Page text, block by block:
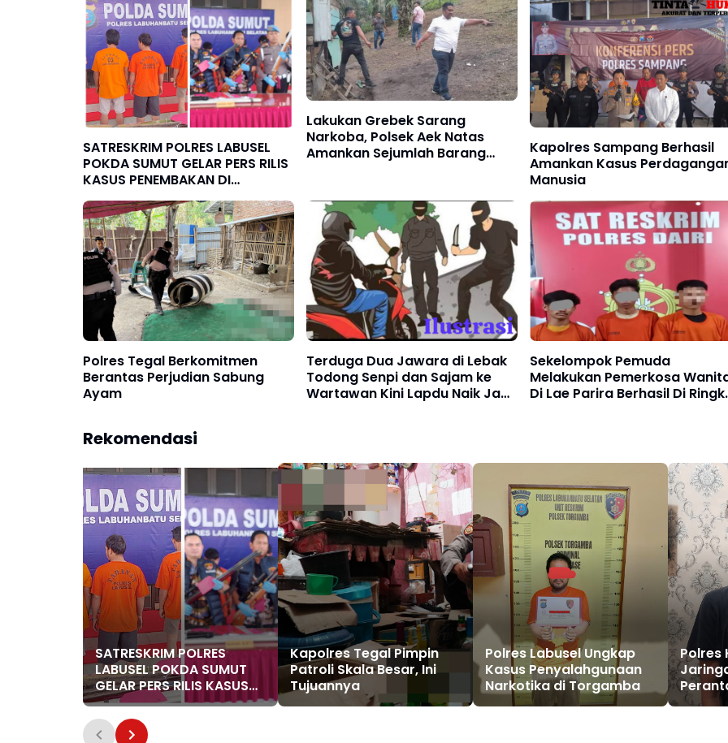
SATRESKRIM POLRES LABUSEL
POKDA SUMUT GELAR PERS RILIS
KASUS PENEMBAKAN DI
PERKEBUNAN MILIK WARGA
SABUNGAN SERTA BARANG
BUKTI .
Lakukan Grebek Sarang
Narkoba, Polsek Aek Natas
Amankan Sejumlah Barang
Kapolres Sampang Berhasil
Amankan Kasus
Manusia
Polres Tegal Berkomitmen
Berantas Perjudian Sabung
Ayam
Terduga Dua Jawara di Lebak
Todong Senpi dan Sajam ke
Wartawan Kini Lapdu Naik Jadi
Sekelompok Pemuda
Melakukan Pemerkosa
Di Lae Parira Berhasil Di
Rekomendasi
SATRESKRIM POLRES
LABUSEL POKDA SUMUT
GELAR PERS RILIS KASUS
PENEMBAKAN DI
PERKEBUNAN MILIK
WARGA SABUNGAN SERTA
Kapolres Tegal Pimpin
Patroli Skala Besar, Ini
Tujuannya
Polres Labusel Ungkap
Kasus Penyalahgunaan
Narkotika di Torgamba
Polres